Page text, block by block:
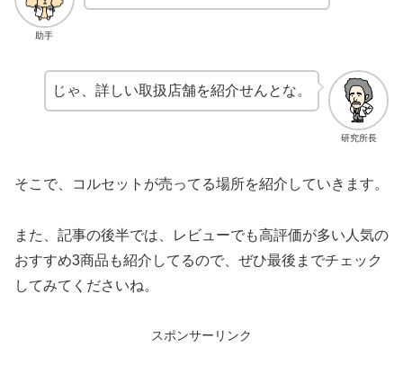
助手
研究所長
じゃ、詳しい取扱店舗を紹介せんとな。
そこで、コルセットが売ってる場所を紹介していきます。
また、記事の後半では、レビューでも高評価が多い人気の
おすすめ3商品も紹介してるので、ぜひ最後までチェック
してみてくださいね。
スポンサーリンク